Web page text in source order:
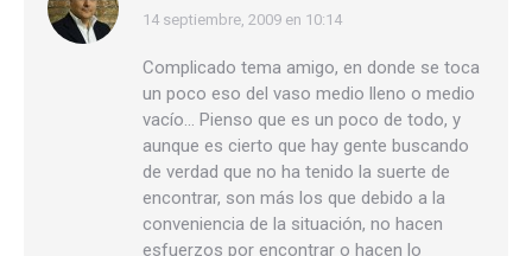
dice:
14 septiembre, 2009 en 10:14
Complicado tema amigo, en donde se toca
un poco eso del vaso medio lleno o medio
vacío… Pienso que es un poco de todo, y
aunque es cierto que hay gente buscando
de verdad que no ha tenido la suerte de
encontrar, son más los que debido a la
conveniencia de la situación, no hacen
esfuerzos por encontrar o hacen lo